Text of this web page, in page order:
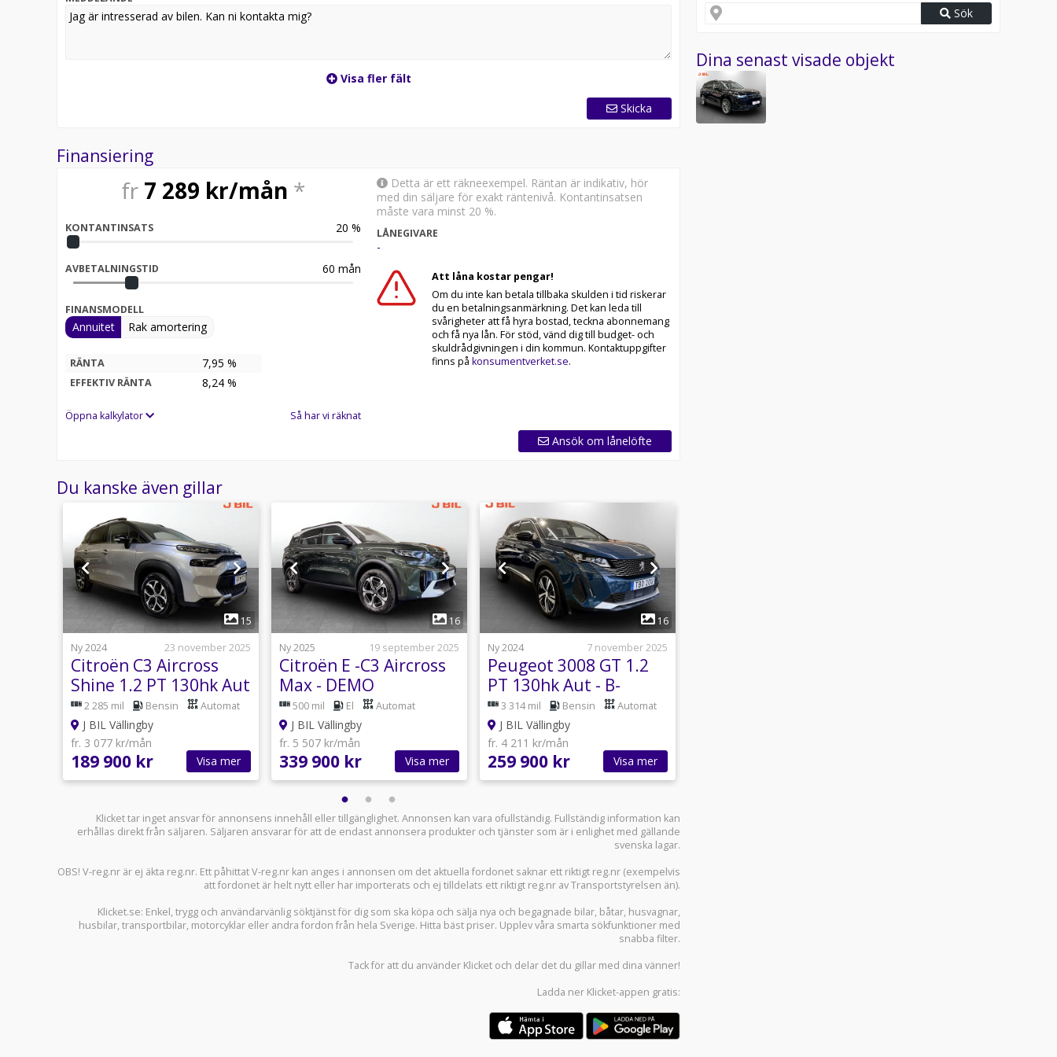
Visa fler fält
Skicka
Finansiering
fr 7 289 kr/mån *
KONTANTINSATS 20 %
AVBETALNINGSTID 60 mån
FINANSMODELL
Annuitet Rak amortering
RÄNTA 7,95 %
EFFEKTIV RÄNTA 8,24 %
Öppna kalkylator Så har vi räknat
Detta är ett räkneexempel. Räntan är indikativ, hör
med din säljare för exakt räntenivå. Kontantinsatsen
måste vara minst 20 %.
LÅNEGIVARE
-
Att låna kostar pengar!
Om du inte kan betala tillbaka skulden i tid riskerar
du en betalningsanmärkning. Det kan leda till
svårigheter att få hyra bostad, teckna abonnemang
och få nya lån. För stöd, vänd dig till budget- och
skuldrådgivningen i din kommun. Kontaktuppgifter
finns på konsumentverket.se.
Ansök om lånelöfte
Du kanske även gillar
1
15
Ny 2024
23 november 2025
Citroën C3 Aircross
Shine 1.2 PT 130hk Aut
-
CARPLAY,FARTHÅLLARE
2 285 mil Bensin Automat
J BIL Vällingby
fr. 3 077 kr/mån
189 900 kr Visa mer
1
16
Ny 2025
19 september 2025
Citroën E -C3 Aircross
Max - DEMO
500 mil El Automat
J BIL Vällingby
fr. 5 507 kr/mån
339 900 kr Visa mer
1
16
Ny 2024
7 november 2025
Peugeot 3008 GT 1.2
PT 130hk Aut - B-
KAMERA, CARPLAY
3 314 mil Bensin Automat
J BIL Vällingby
fr. 4 211 kr/mån
259 900 kr Visa mer
Klicket tar inget ansvar för annonsens innehåll eller tillgänglighet. Annonsen kan vara ofullständig. Fullständig information kan
erhållas direkt från säljaren. Säljaren ansvarar för att de endast annonsera produkter och tjänster som är i enlighet med gällande
svenska lagar.
OBS! V-reg.nr är ej äkta reg.nr. Ett påhittat V-reg.nr kan anges i annonsen om det aktuella fordonet saknar ett riktigt reg.nr (exempelvis
att fordonet är helt nytt eller har importerats och ej tilldelats ett riktigt reg.nr av Transportstyrelsen än).
Klicket.se: Enkel, trygg och användarvänlig söktjänst för dig som ska köpa och sälja nya och begagnade bilar, båtar, husvagnar,
husbilar,transportbilar, motorcyklar eller andra fordon från hela Sverige. Hitta bäst priser. Upplev våra smarta sökfunktioner med
snabba filter.
Tack för att du använder Klicket och delar det du gillar med dina vänner!
Ladda ner Klicket-appen gratis:
Sök
Dina senast visade objekt